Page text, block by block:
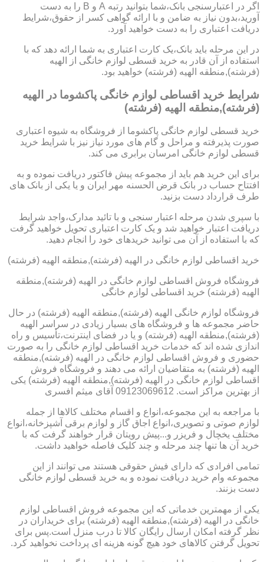
اگر در اعتبارسنجی بانک،شما بتوانید رتبه A و B را به دست
آورید،بدون نیاز به ضامن و با ارائه گواهی کسر از حقوق،شرایط
دریافت اعتباری را به دست خواهید آورد.
در این مرحله باید بانک،یک کارت اعتباری به شما ارائه دهد که با
استفاده از آن قادر به خرید قسطی لوازم خانگی از الهیه
(فرشته),منطقه الهیه (فرشته) خواهید بود.
شرایط خرید اقساطی لوازم خانگی پاکشوما در الهیه
(فرشته),منطقه الهیه (فرشته)
خرید قسطی لوازم خانگی پاکشوما از فروشگاه به شیوه اعتباری
صورت پذیرفته و مراحل و گام های مورد نیاز نیز با شرایط خرید
قسطی لوازم خانگی امرسان برابری می کند.
برای این خرید هم باید از مجموعه پیش فاکتور دریافت نموده و به
افتتاح حساب در بانک قرض الحسنه مهر ایران و یا یکی از بانک های
طرف قرارداد دست بزنید.
با سپری شدن مرحله اعتبار سنجی و با تائید مدارک،واجد شرایط
دریافت اعتبار خواهید شد و یک کارت اعتباری تحویل خواهید گرفت
که با استفاده از آن می توانید خریدهای خود را انجام دهید.
خرید اقساطی لوازم خانگی در الهیه (فرشته),منطقه الهیه (فرشته)
فروشگاه فروش اقساطی لوازم خانگی در الهیه (فرشته),منطقه
الهیه (فرشته) خرید اقساطی لوازم خانگی
فروشگاه لوازم خانگی الهیه (فرشته),منطقه الهیه (فرشته) در حال
حاضر مجموعه ها و فروشگاه های بسیار زیادی در سراسر الهیه
(فرشته),منطقه الهیه (فرشته) و یا در فضای اینترنت،تأسیس و راه
اندازی شده اند که خدمات خرید اقساطی لوازم خانگی را به صورت
حضوری و فروش اقساطی لوازم خانگی در الهیه (فرشته),منطقه
الهیه (فرشته) به متقاضیان ارائه می دهند و فروشگاه فروش
اقساطی لوازم خانگی در الهیه (فرشته),منطقه الهیه (فرشته) یکی
از بهترین مراکز است. 09123069612 آقای میثم افسری
با مراجعه به این مجموعه،انواع و اقسام مختلف کالاها از جمله
لوازم صوتی و تصویری،انواع اجاق گاز و لوازم برقی آشپزخانه،انواع
مختلف یخچال و فریزر و...پیش رویتان قرار خواهند گرفت که با
خرید آن ها تنها چند مرحله و چند کلیک فاصله خواهید داشت.
تمامی افرادی که دارای فیش حقوقی هستند می توانند از این
مجموعه وام خرید دریافت نموده و به خرید قسطی لوازم خانگی
دست بزنند.
یکی از مهمترین خدماتی که این مجموعه فروش اقساطی لوازم
خانگی در الهیه (فرشته),منطقه الهیه (فرشته) برای خریداران در
نظر گرفته امکان ارسال رایگان کالا تا درب منزل است.پس برای
تحویل گرفتن کالاهای خود هیچ گونه هزینه ای پرداخت نخواهید کرد.